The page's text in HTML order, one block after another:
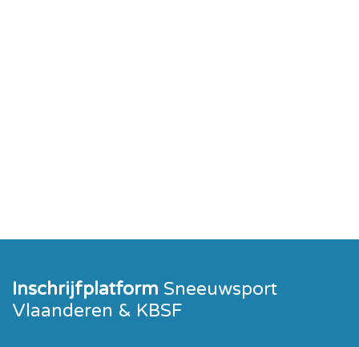
Inschrijfplatform Sneeuwsport
Vlaanderen & KBSF